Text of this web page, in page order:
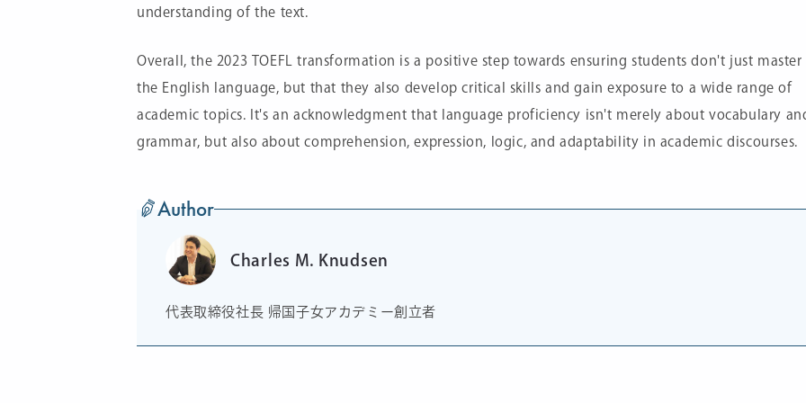
understanding of the text.
Overall, the 2023 TOEFL transformation is a positive step towards ensuring students don't just master
the English language, but that they also develop critical skills and gain exposure to a wide range of
academic topics. It's an acknowledgment that language proficiency isn't merely about vocabulary
grammar, but also about comprehension, expression, logic, and adaptability in academic discourses.
Author
Charles M. Knudsen
代表取締役社長 帰国子女アカデミー創立者